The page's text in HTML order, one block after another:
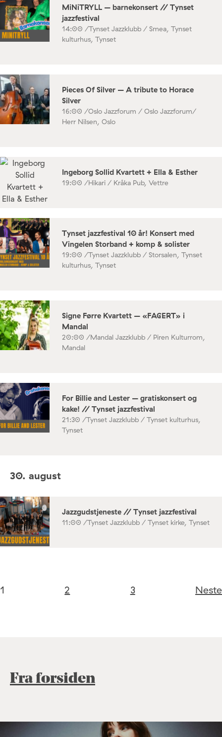
MiNiTRYLL – barnekonsert // Tynset
jazzfestival
14:00 /Tynset Jazzklubb / Smea, Tynset
kulturhus, Tynset
Pieces Of Silver – A tribute to Horace
Silver
16:00 /Oslo Jazzforum / Oslo Jazzforum/
Herr Nilsen, Oslo
Ingeborg Sollid Kvartett + Ella & Esther
19:00 /Hikari / Kråka Pub, Vettre
Tynset jazzfestival 10 år! Konsert med
Vingelen Storband + komp & solister
19:00 /Tynset Jazzklubb / Storsalen, Tynset
kulturhus, Tynset
Signe Førre Kvartett – «FAGERT» i
Mandal
20:00 /Mandal Jazzklubb / Piren Kulturrom,
Mandal
For Billie and Lester – gratiskonsert og
kake! // Tynset jazzfestival
21:30 /Tynset Jazzklubb / Tynset kulturhus,
Tynset
30. august
Jazzgudstjeneste // Tynset jazzfestival
11:00 /Tynset Jazzklubb / Tynset kirke, Tynset
1 2 3 Neste
Fra forsiden